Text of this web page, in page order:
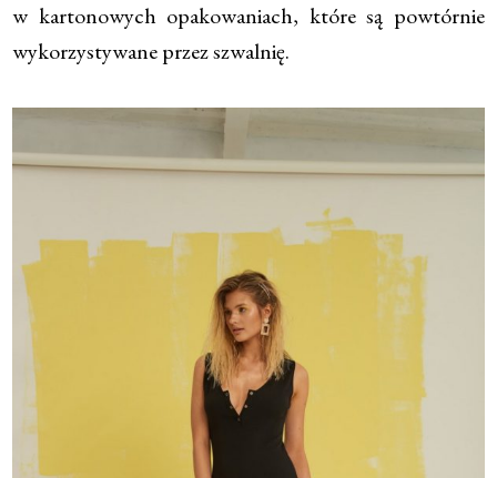
w kartonowych opakowaniach, które są powtórnie
wykorzystywane przez szwalnię.